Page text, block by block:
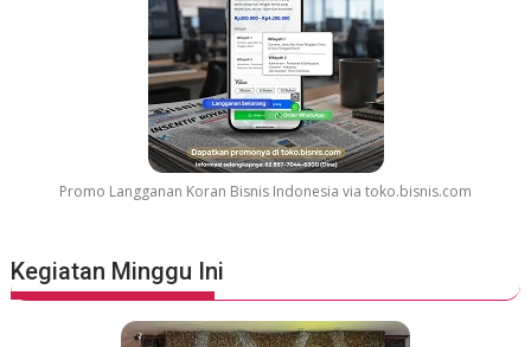
Promo Langganan Koran Bisnis Indonesia via toko.bisnis.com
Kegiatan Minggu Ini